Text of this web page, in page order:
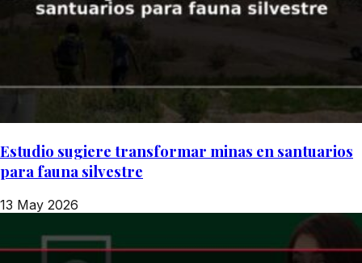
Estudio sugiere transformar minas en santuarios
para fauna silvestre
13 May 2026